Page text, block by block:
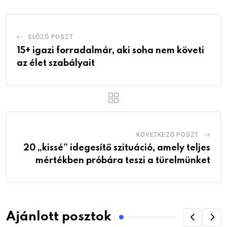
ELŐZŐ POSZT
15+ igazi forradalmár, aki soha nem követi
az élet szabályait
KÖVETKEZŐ POSZT
20 „kissé” idegesítő szituáció, amely teljes
mértékben próbára teszi a türelmünket
Ajánlott posztok